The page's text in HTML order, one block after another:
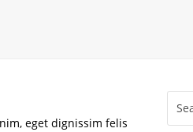
eget dignissim felis